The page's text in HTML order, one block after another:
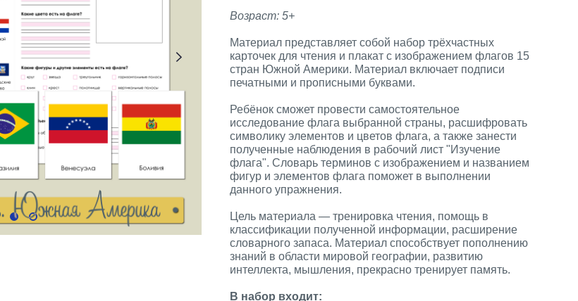
Возраст: 5+
Материал представляет собой набор трёхчастных
карточек для чтения и плакат с изображением флагов 15
стран Южной Америки. Материал включает подписи
печатными и прописными буквами.
Ребёнок сможет провести самостоятельное
исследование флага выбранной страны, расшифровать
символику элементов и цветов флага, а также занести
полученные наблюдения в рабочий лист "Изучение
флага". Словарь терминов с изображением и названием
фигур и элементов флага поможет в выполнении
данного упражнения.
Цель материала — тренировка чтения, помощь в
классификации полученной информации, расширение
словарного запаса. Материал способствует пополнению
знаний в области мировой географии, развитию
интеллекта, мышления, прекрасно тренирует память.
В набор входит: